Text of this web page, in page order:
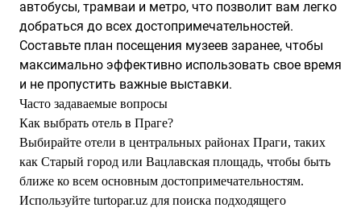
автобусы, трамваи и метро, что позволит вам легко
добраться до всех достопримечательностей.
Составьте план посещения музеев заранее, чтобы
максимально эффективно использовать свое время
и не пропустить важные выставки.
Часто задаваемые вопросы
Как выбрать отель в Праге?
Выбирайте отели в центральных районах Праги, таких
как Старый город или Вацлавская площадь, чтобы быть
ближе ко всем основным достопримечательностям.
Используйте turtopar.uz для поиска подходящего